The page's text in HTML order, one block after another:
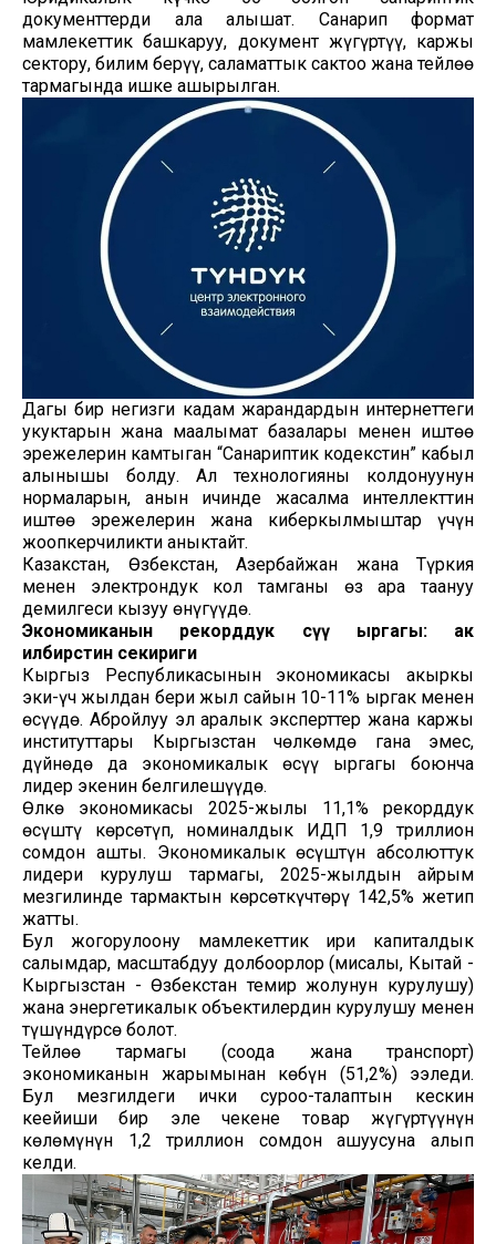
документтерди ала алышат. Санарип формат
мамлекеттик башкаруу, документ жүгүртүү, каржы
сектору, билим берүү, саламаттык сактоо жана тейлөө
тармагында ишке ашырылган.
Дагы бир негизги кадам жарандардын интернеттеги
укуктарын жана маалымат базалары менен иштөө
эрежелерин камтыган “Санариптик кодекстин” кабыл
алынышы болду. Ал технологияны колдонуунун
нормаларын, анын ичинде жасалма интеллекттин
иштөө эрежелерин жана киберкылмыштар үчүн
жоопкерчиликти аныктайт.
Казакстан, Өзбекстан, Азербайжан жана Түркия
менен электрондук кол тамганы өз ара таануу
демилгеси кызуу өнүгүүдө.
Экономиканын рекорддук өсүү ыргагы: ак
илбирстин секириги
Кыргыз Республикасынын экономикасы акыркы
эки-үч жылдан бери жыл сайын 10-11% ыргак менен
өсүүдө. Абройлуу эл аралык эксперттер жана каржы
институттары Кыргызстан чөлкөмдө гана эмес,
дүйнөдө да экономикалык өсүү ыргагы боюнча
лидер экенин белгилешүүдө.
Өлкө экономикасы 2025-жылы 11,1% рекорддук
өсүштү көрсөтүп, номиналдык ИДП 1,9 триллион
сомдон ашты. Экономикалык өсүштүн абсолюттук
лидери курулуш тармагы, 2025-жылдын айрым
мезгилинде тармактын көрсөткүчтөрү 142,5% жетип
жатты.
Бул жогорулоону мамлекеттик ири капиталдык
салымдар, масштабдуу долбоорлор (мисалы, Кытай -
Кыргызстан - Өзбекстан темир жолунун курулушу)
жана энергетикалык объектилердин курулушу менен
түшүндүрсө болот.
Тейлөө тармагы (соода жана транспорт)
экономиканын жарымынан көбүн (51,2%) ээледи.
Бул мезгилдеги ички суроо-талаптын кескин
кеңейиши бир эле чекене товар жүгүртүүнүн
көлөмүнүн 1,2 триллион сомдон ашуусуна алып
келди.